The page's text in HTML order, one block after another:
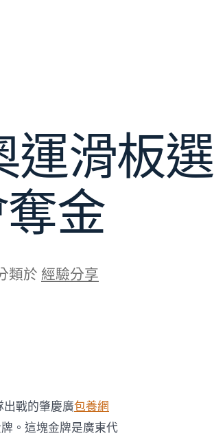
運滑板選
金
類於 經驗分享
戰的肇慶廣包養網
。這塊金牌是廣東代